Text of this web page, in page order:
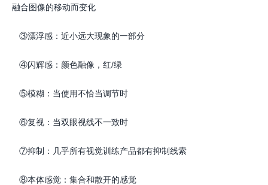
融合图像的移动而变化
③漂浮感：近小远大现象的一部分
④闪辉感：颜色融像，红/绿
⑤模糊：当使用不恰当调节时
⑥复视：当双眼视线不一致时
⑦抑制：几乎所有视觉训练产品都有抑制线索
⑧本体感觉：集合和散开的感觉